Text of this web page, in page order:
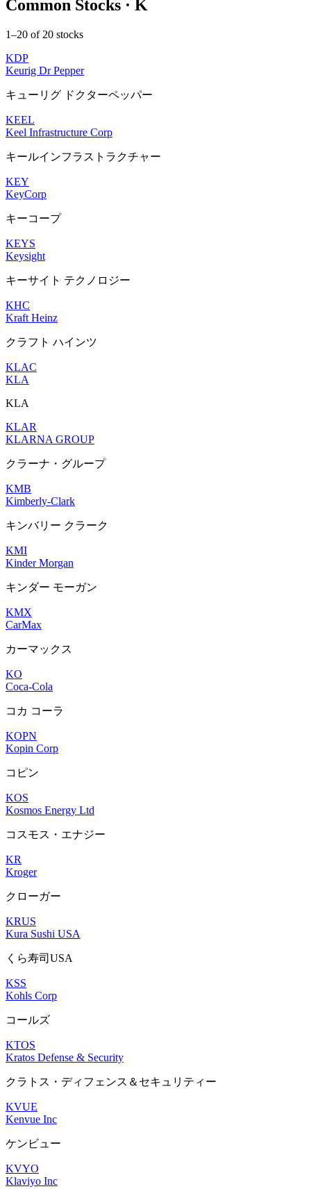
Common Stocks · K
1–20 of 20 stocks
KDP
Keurig Dr Pepper
キューリグ ドクターペッパー
KEEL
Keel Infrastructure Corp
キールインフラストラクチャー
KEY
KeyCorp
キーコープ
KEYS
Keysight
キーサイト テクノロジー
KHC
Kraft Heinz
クラフト ハインツ
KLAC
KLA
KLA
KLAR
KLARNA GROUP
クラーナ・グループ
KMB
Kimberly-Clark
キンバリー クラーク
KMI
Kinder Morgan
キンダー モーガン
KMX
CarMax
カーマックス
KO
Coca-Cola
コカ コーラ
KOPN
Kopin Corp
コピン
KOS
Kosmos Energy Ltd
コスモス・エナジー
KR
Kroger
クローガー
KRUS
Kura Sushi USA
くら寿司USA
KSS
Kohls Corp
コールズ
KTOS
Kratos Defense & Security
クラトス・ディフェンス＆セキュリティー
KVUE
Kenvue Inc
ケンビュー
KVYO
Klaviyo Inc